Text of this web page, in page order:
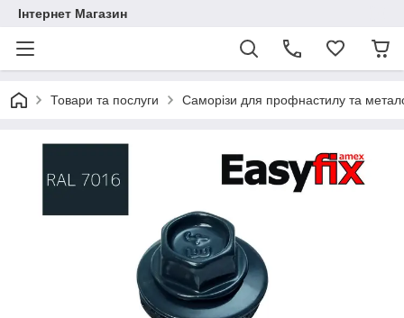
Інтернет Магазин
Товари та послуги Саморізи для профнастилу та